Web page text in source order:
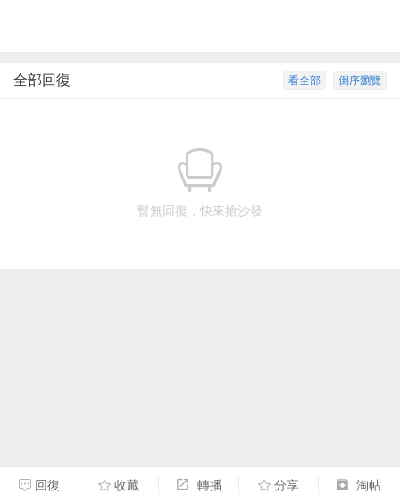
倒序瀏覽
看全部
全部回復
暫無回復，快來搶沙發
回復 收藏 轉播 分享 淘帖